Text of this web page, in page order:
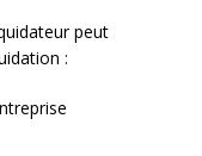
peut
: